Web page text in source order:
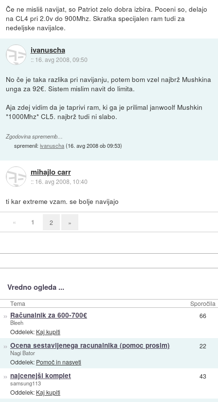
Če ne misliš navijat, so Patriot zelo dobra izbira. Poceni so, delajo
na CL4 pri 2.0v do 900Mhz. Skratka specijalen ram tudi za
nedeljske navijalce.
ivanuscha
:: 16. avg 2008, 09:50
No če je taka razlika pri navijanju, potem bom vzel najbrž Mushkina
unga za 92€. Sistem mislim navit do limita.
Aja zdej vidim da je taprivi ram, ki ga je prilimal janwoolf Mushkin
*1000Mhz* CL5. najbrž tudi ni slabo.
Zgodovina sprememb…
spremenil:ivanuscha(16. avg 2008 ob 09:53)
mihajlo carr
:: 16. avg 2008, 10:40
ti kar extreme vzam. se bolje navijajo
« 1 2 »
Vredno ogleda ...
Tema Sporočila
» Računalnik za 600-700€
Bleeh
Oddelek: Kaj kupiti
66
» Ocena sestavljenega racunalnika (pomoc prosim)
Nagi Bator
Oddelek: Pomoč in nasveti
22
» najcenejši komplet
samsung113
Oddelek: Kaj kupiti
43